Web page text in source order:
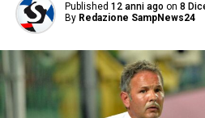
Published 12 anni ago on 8
By Redazione SampNews24